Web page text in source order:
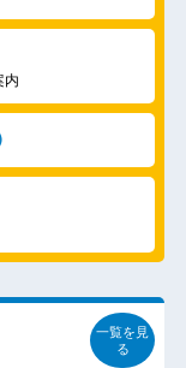
内
一覧を見
る